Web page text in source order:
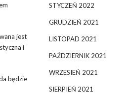
jest
i
będzie
STYCZEŃ 2022
GRUDZIEŃ 2021
LISTOPAD 2021
PAŹDZIERNIK 2021
WRZESIEŃ 2021
SIERPIEŃ 2021